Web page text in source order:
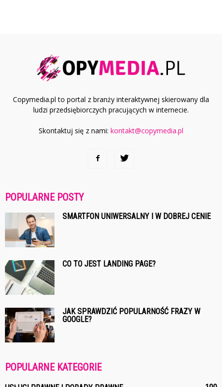
Copymedia.pl to portal z branży interaktywnej skierowany dla
ludzi przedsiębiorczych pracujących w internecie.
Skontaktuj się z nami: kontakt@copymedia.pl
POPULARNE POSTY
SMARTFON UNIWERSALNY I W DOBREJ CENIE
CO TO JEST LANDING PAGE?
JAK SPRAWDZIĆ POPULARNOŚĆ FRAZY W
GOOGLE?
POPULARNE KATEGORIE